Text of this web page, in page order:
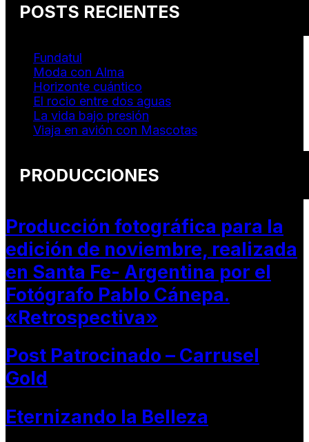
POSTS RECIENTES
Fundatul
Moda con Alma
Horizonte cuántico
El rocio entre dos aguas
La vida bajo presión
Viaja en avión con Mascotas
PRODUCCIONES
Producción fotográfica para la
edición de noviembre, realizada
en Santa Fe- Argentina por el
Fotógrafo Pablo Cánepa.
«Retrospectiva»
Post Patrocinado – Carrusel
Gold
Eternizando la Belleza